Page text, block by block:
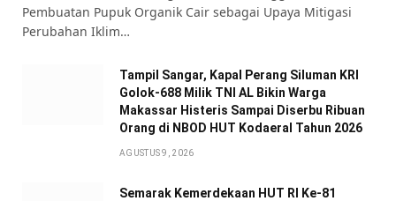
Pembuatan Pupuk Organik Cair sebagai Upaya Mitigasi
Perubahan Iklim…
Tampil Sangar, Kapal Perang Siluman KRI
Golok-688 Milik TNI AL Bikin Warga
Makassar Histeris Sampai Diserbu Ribuan
Orang di NBOD HUT Kodaeral Tahun 2026
AGUSTUS 9, 2026
Semarak Kemerdekaan HUT RI Ke-81